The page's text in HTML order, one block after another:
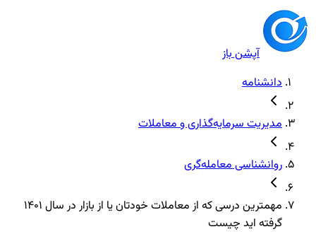
آپشن باز
دانشنامه
مدیریت سرمایه‌گذاری و معاملات
روانشناسی معامله‌گری
مهمترین درسی که از معاملات خودتان یا از بازار در سال 1401
گرفته اید چیست